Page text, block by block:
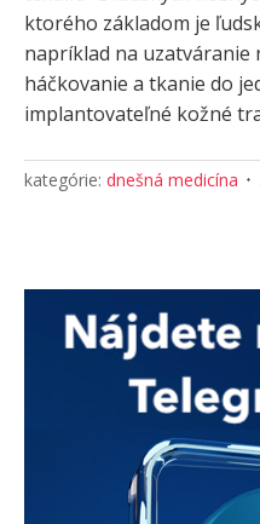
ktorého základom je
napríklad na uzatváranie
háčkovanie a tkanie do
implantovateľné kožné
kategórie: dnešná medicína